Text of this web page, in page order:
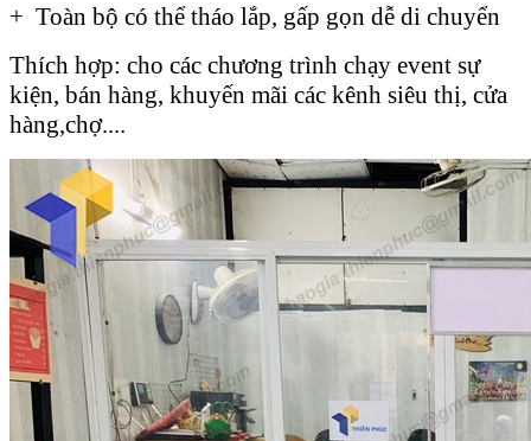
+ Toàn bộ có thể tháo lắp, gấp gọn dễ di chuyển
Thích hợp: cho các chương trình chạy event sự
kiện, bán hàng, khuyến mãi các kênh siêu thị, cửa
hàng,chợ....